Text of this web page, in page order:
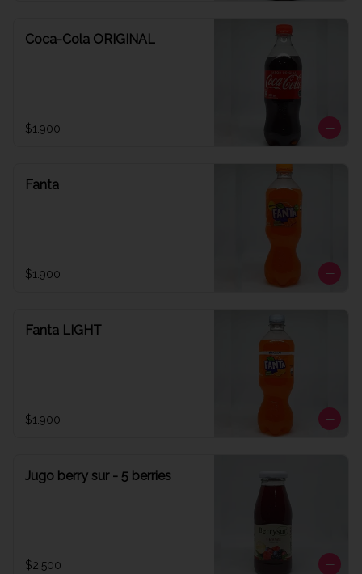
Coca-Cola ORIGINAL
$1.900
Fanta
$1.900
Fanta LIGHT
$1.900
Jugo berry sur - 5 berries
$2.500